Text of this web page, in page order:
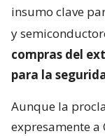
insumo clave
y
compras del
para la
Aunque la
expresamente a